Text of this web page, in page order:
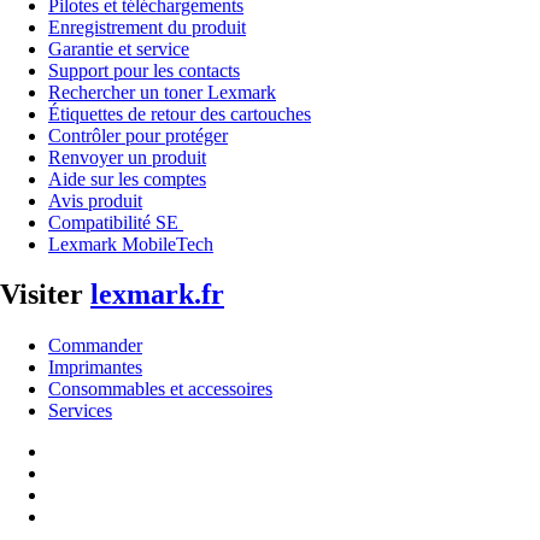
Pilotes et téléchargements
Enregistrement du produit
Garantie et service
Support pour les contacts
Rechercher un toner Lexmark
Étiquettes de retour des cartouches
Contrôler pour protéger
Renvoyer un produit
Aide sur les comptes
Avis produit
Compatibilité SE
Lexmark MobileTech
Visiter lexmark.fr
Commander
Imprimantes
Consommables et accessoires
Services